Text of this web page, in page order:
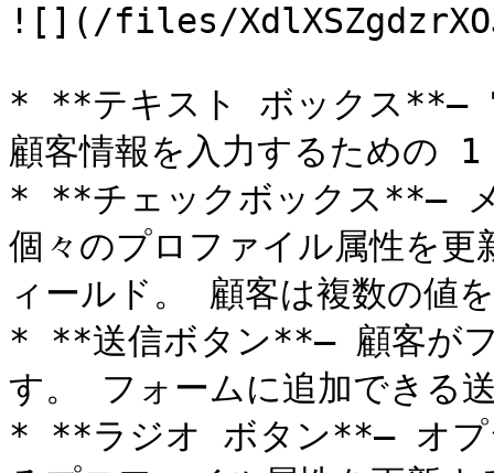
![](/files/
* **テキスト ボックス**–
顧客情報を入力するための
* **チェックボックス**–
個々のプロファイル属性を
ィールド。 顧客は複数の値
* **送信ボタン**– 顧客がフ
す。 フォームに追加できる
* **ラジオ ボタン**– オプ